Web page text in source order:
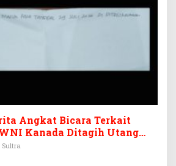
Angkat Bicara Terkait
Kanada Ditagih Utang